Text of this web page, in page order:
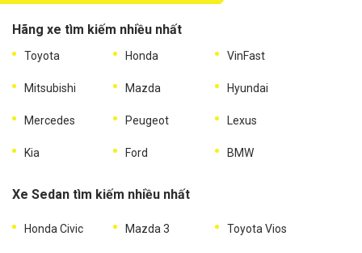
Hãng xe tìm kiếm nhiều nhất
Toyota Honda VinFast
Mitsubishi Mazda Hyundai
Mercedes Peugeot Lexus
Kia Ford BMW
Xe Sedan tìm kiếm nhiều nhất
Honda Civic Mazda 3 Toyota Vios